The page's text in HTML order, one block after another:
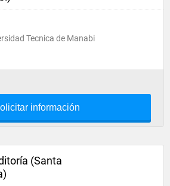
Tecnica de Manabi
información
(Santa